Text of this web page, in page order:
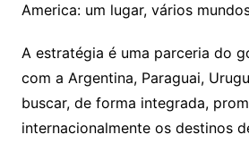
America: um lugar, vários
A estratégia é uma parceria do
com a Argentina, Paraguai,
buscar, de forma integrada,
internacionalmente os destinos